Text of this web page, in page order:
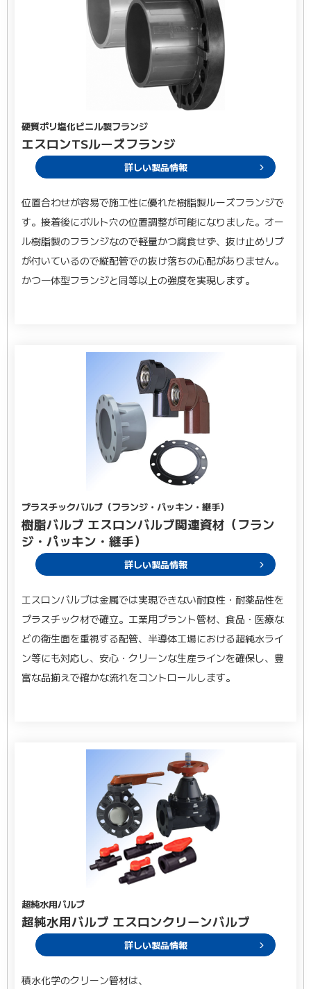
硬質ポリ塩化ビニル製フランジ
エスロンTSルーズフランジ
詳しい製品情報
位置合わせが容易で施工性に優れた樹脂製ルーズフランジで
す。接着後にボルト穴の位置調整が可能になりました。オー
ル樹脂製のフランジなので軽量かつ腐食せず、抜け止めリブ
が付いているので縦配管での抜け落ちの心配がありません。
かつ一体型フランジと同等以上の強度を実現します。
プラスチックバルブ（フランジ・パッキン・継手）
樹脂バルブ エスロンバルブ関連資材（フラン
ジ・パッキン・継手）
詳しい製品情報
エスロンバルブは金属では実現できない耐食性・耐薬品性を
プラスチック材で確立。工業用プラント管材、食品・医療な
どの衛生面を重視する配管、半導体工場における超純水ライ
ン等にも対応し、安心・クリーンな生産ラインを確保し、豊
富な品揃えで確かな流れをコントロールします。
超純水用バルブ
超純水用バルブ エスロンクリーンバルブ
詳しい製品情報
積水化学のクリーン管材は、